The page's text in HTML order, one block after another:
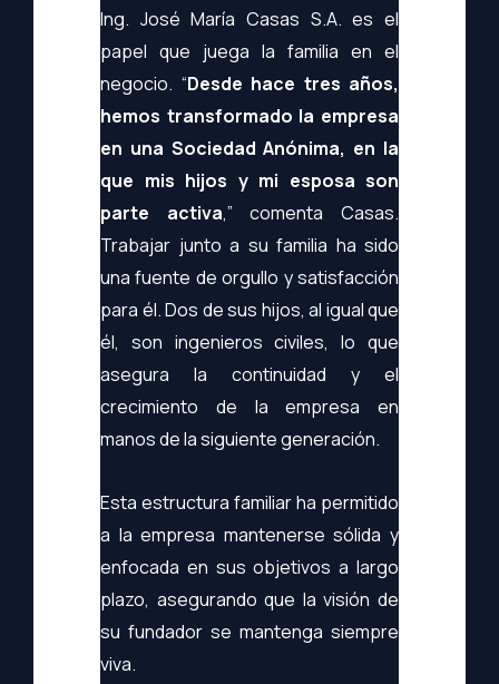
Ing. José María Casas S.A. es el
papel que juega la familia en el
negocio. “Desde hace tres años,
hemos transformado la empresa
en una Sociedad Anónima, en la
que mis hijos y mi esposa son
parte activa,” comenta Casas.
Trabajar junto a su familia ha sido
una fuente de orgullo y satisfacción
para él. Dos de sus hijos, al igual que
él, son ingenieros civiles, lo que
asegura la continuidad y el
crecimiento de la empresa en
manos de la siguiente generación.
Esta estructura familiar ha permitido
a la empresa mantenerse sólida y
enfocada en sus objetivos a largo
plazo, asegurando que la visión de
su fundador se mantenga siempre
viva.